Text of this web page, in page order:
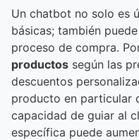
Un chatbot no solo es
básicas; también
proceso de compra.
productos según las
descuentos
producto en particular
capacidad de guiar al
específica puede